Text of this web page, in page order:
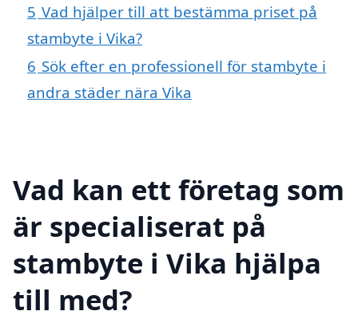
5 Vad hjälper till att bestämma priset på
stambyte i Vika?
6 Sök efter en professionell för stambyte i
andra städer nära Vika
Vad kan ett företag som
är specialiserat på
stambyte i Vika hjälpa
till med?